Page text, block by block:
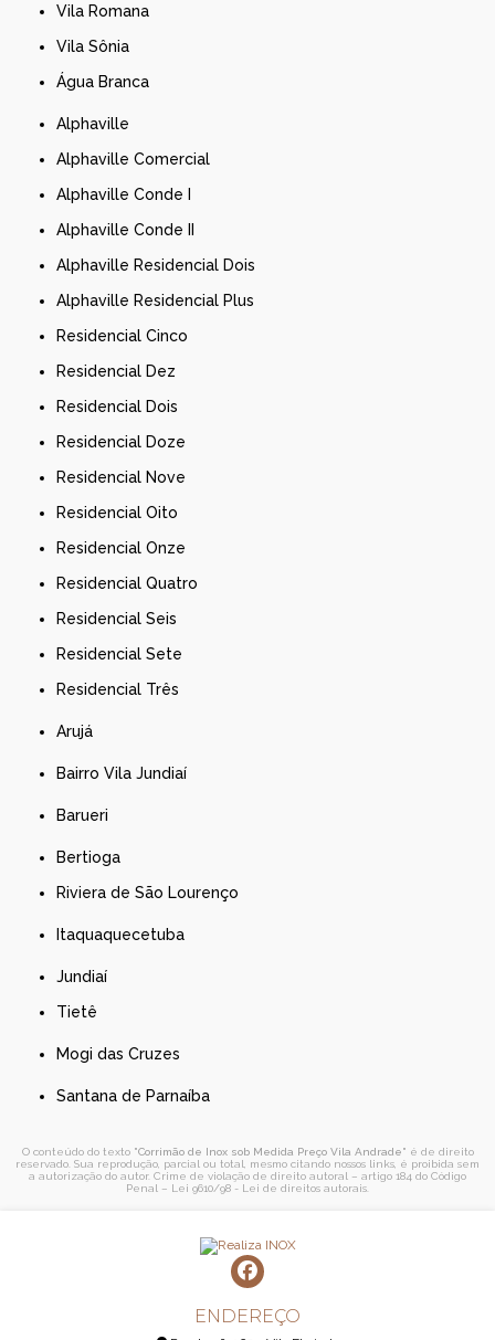
Vila Romana
Vila Sônia
Água Branca
Alphaville
Alphaville Comercial
Alphaville Conde I
Alphaville Conde II
Alphaville Residencial Dois
Alphaville Residencial Plus
Residencial Cinco
Residencial Dez
Residencial Dois
Residencial Doze
Residencial Nove
Residencial Oito
Residencial Onze
Residencial Quatro
Residencial Seis
Residencial Sete
Residencial Três
Arujá
Bairro Vila Jundiaí
Barueri
Bertioga
Riviera de São Lourenço
Itaquaquecetuba
Jundiaí
Tietê
Mogi das Cruzes
Santana de Parnaíba
O conteúdo do texto "Corrimão de Inox sob Medida Preço Vila Andrade" é de direito
reservado. Sua reprodução, parcial ou total, mesmo citando nossos links, é proibida sem
a autorização do autor. Crime de violação de direito autoral – artigo 184 do Código
Penal – Lei 9610/98 - Lei de direitos autorais
ENDEREÇO